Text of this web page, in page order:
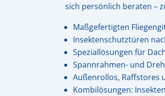
sich persönlich beraten –
Maßgefertigten
Insektenschutztüren
Speziallösungen für
Spannrahmen- und
Außenrollos, Raffstores
Kombilösungen: